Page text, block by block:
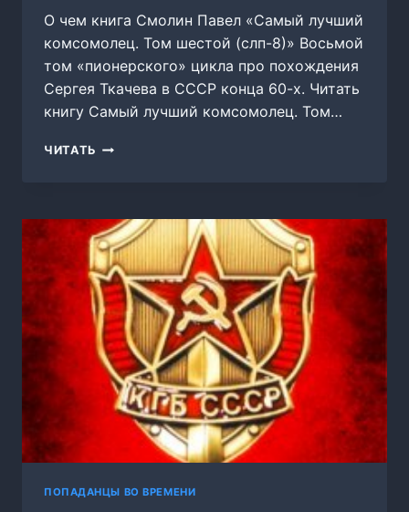
О чем книга Смолин Павел «Самый лучший
комсомолец. Том шестой (слп-8)» Восьмой
том «пионерского» цикла про похождения
Сергея Ткачева в СССР конца 60-х. Читать
книгу Самый лучший комсомолец. Том…
ЧИТАТЬ САМЫЙ
ШЕСТОЙ
(СЛП-8)
ПОПАДАНЦЫ ВО ВРЕМЕНИ